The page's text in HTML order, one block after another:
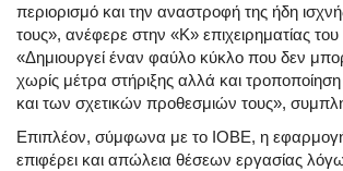
περιορισμό και την αναστροφή της ήδη
τους», ανέφερε στην «Κ» επιχειρηματίας
«Δημιουργεί έναν φαύλο κύκλο που δεν
χωρίς μέτρα στήριξης αλλά και
και των σχετικών προθεσμιών τους»,
Επιπλέον, σύμφωνα με το ΙΟΒΕ, η
επιφέρει και απώλεια θέσεων εργασίας